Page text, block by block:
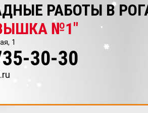
РАБОТЫ В
№1"
1
30-30